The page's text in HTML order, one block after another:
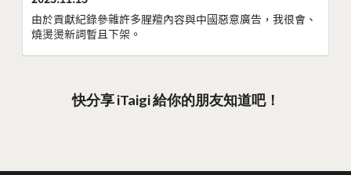
由於貢獻紀錄參雜許多腥羶內容與中國惡意廣告，我很會、
燒燙燙新詞暫且下架。
快分享 iTaigi 給你的朋友知道吧！